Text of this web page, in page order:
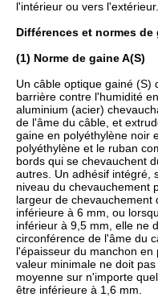
l'intérieur ou vers l'extérieur.
Différences et normes de
(1) Norme de gaine A(S)
Un câble optique gainé (S)
barrière contre l'humidité
aluminium (acier)
de l'âme du câble, et
gaine en polyéthylène noir
polyéthylène et le ruban
bords qui se chevauchent
autres. Un adhésif intégré,
niveau du chevauchement
largeur de chevauchement
inférieure à 6 mm, ou
inférieur à 9,5 mm, elle ne
circonférence de l'âme du
l'épaisseur du manchon
valeur minimale ne doit
moyenne sur n'importe
être inférieure à 1,6 mm.